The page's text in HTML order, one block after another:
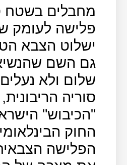
ישלוט הצבא
גם השם שהנשיא
שלום ולא
סוריה
"הכיבוש"
החוק
הפלישה